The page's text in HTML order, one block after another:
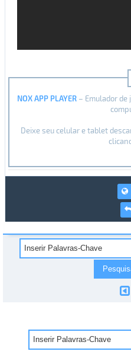
NOX APP PLAYER– Emulador de
Deixe seu celular e tablet